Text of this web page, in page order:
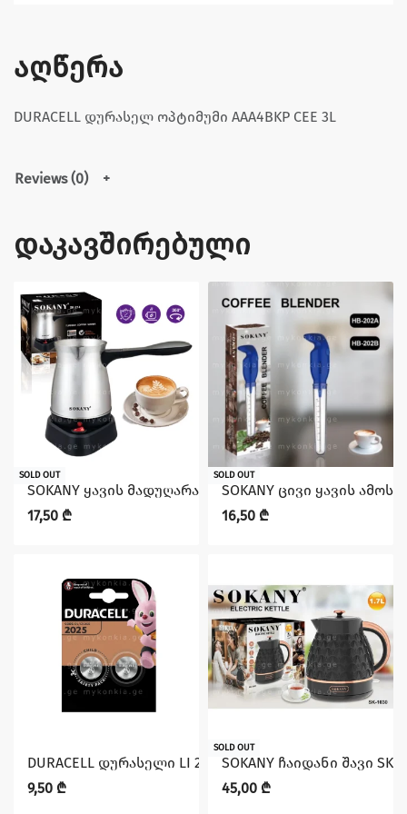
აღწერა
DURACELL დურასელ ოპტიმუმი AAA4BKP CEE 3L
Reviews (0)
დაკავშირებული
SOLD OUT
SOKANY ყავის მადუღარა 500 მლ SK-214 600 W
17,50 ₾
SOLD OUT
SOKANY ცივი ყავის
16,50 ₾
DURACELL დურასელი LI 2025 2BL
9,50 ₾
SOLD OUT
SOKANY ჩაიდანი შავი
45,00 ₾